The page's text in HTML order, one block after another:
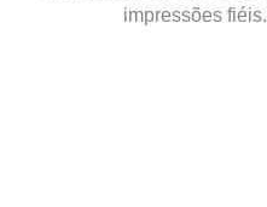
impressões fiéis.